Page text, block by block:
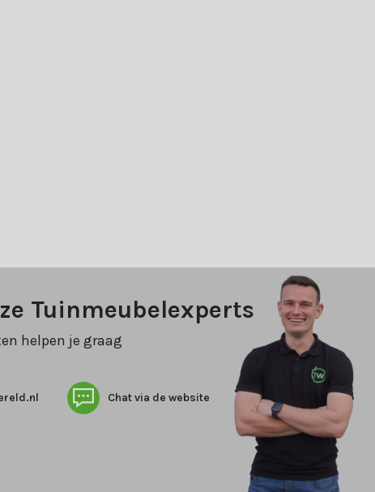
Tuinmeubelexperts
helpen je graag
Chat via de website